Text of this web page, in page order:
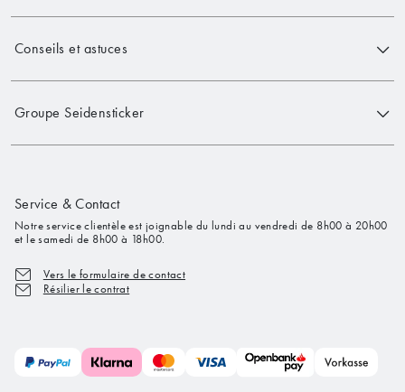
Conseils et astuces
Groupe Seidensticker
Service & Contact
Notre service clientèle est joignable du lundi au vendredi de 8h00 à 20h00
et le samedi de 8h00 à 18h00.
Vers le formulaire de contact
Résilier le contrat